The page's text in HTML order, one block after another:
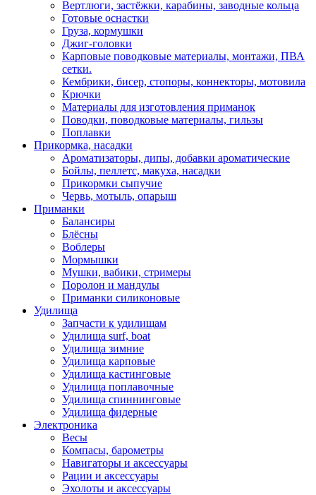
Вертлюги, застёжки, карабины, заводные кольца
Готовые оснастки
Груза, кормушки
Джиг-головки
Карповые поводковые материалы, монтажи, ПВА
сетки.
Кембрики, бисер, стопоры, коннекторы, мотовила
Крючки
Материалы для изготовления приманок
Поводки, поводковые материалы, гильзы
Поплавки
Прикормка, насадки
Ароматизаторы, дипы, добавки ароматические
Бойлы, пеллетс, макуха, насадки
Прикормки сыпучие
Червь, мотыль, опарыш
Приманки
Балансиры
Блёсны
Воблеры
Мормышки
Мушки, вабики, стримеры
Поролон и мандулы
Приманки силиконовые
Удилища
Запчасти к удилищам
Удилища surf, boat
Удилища зимние
Удилища карповые
Удилища кастинговые
Удилища поплавочные
Удилища спиннинговые
Удилища фидерные
Электроника
Весы
Компасы, барометры
Навигаторы и аксессуары
Рации и аксессуары
Эхолоты и аксессуары